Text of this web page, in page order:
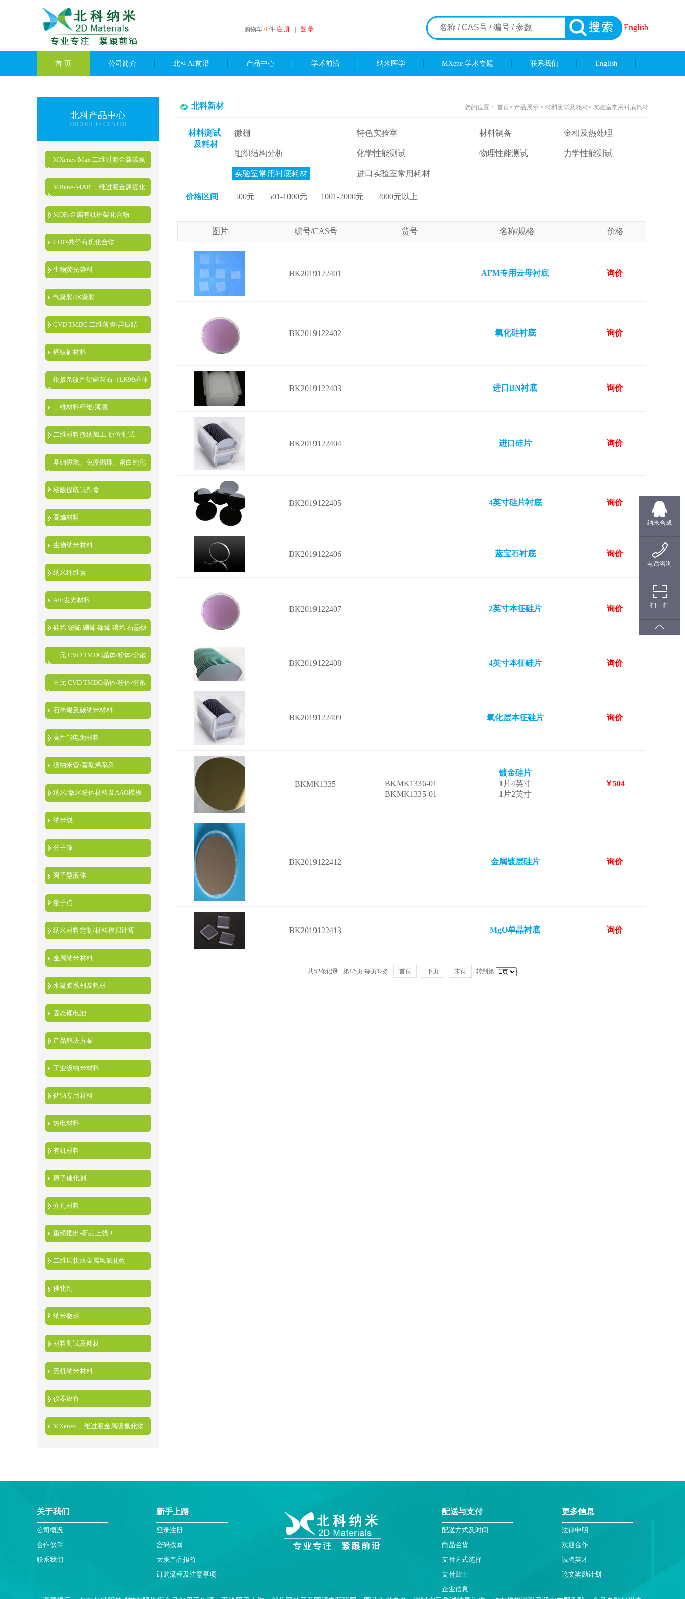
购物车 0 件 注 册 登 录 English
首 页 公司简介 北科AI前沿 产品中心 学术前沿 纳米医学 MXene 学术专题 联系我们 English
北科产品中心
PRODUCTS CENTER
MXenes-Max 二维过渡金属碳氮
化物
MBene-MAB 二维过渡金属硼化
物
MOFs金属有机框架化合物
COFs共价有机化合物
生物荧光染料
气凝胶/水凝胶
CVD TMDC 二维薄膜/异质结
钙钛矿材料
铜掺杂改性铅磷灰石（LK99晶体
粉末）
二维材料纤维/薄膜
二维材料微纳加工-原位测试
基础磁珠、免疫磁珠、蛋白纯化
磁珠、核酸提取磁珠
核酸提取试剂盒
高熵材料
生物纳米材料
纳米纤维素
AIE发光材料
硅烯 铋烯 硼烯 碲烯 磷烯 石墨炔
二元 CVD TMDC晶体/粉体/分散
液
三元 CVD TMDC晶体/粉体/分散
液
石墨烯及碳纳米材料
高性能电池材料
碳纳米管/富勒烯系列
纳米/微米粉体材料及AAO模板
纳米线
分子筛
离子型液体
量子点
纳米材料定制/材料模拟计算
金属纳米材料
水凝胶系列及耗材
固态锂电池
产品解决方案
工业级纳米材料
储钠专用材料
热电材料
有机材料
原子催化剂
介孔材料
重磅推出-新品上线！
二维层状双金属氢氧化物
催化剂
纳米微球
材料测试及耗材
无机纳米材料
仪器设备
MXenes 二维过渡金属碳氮化物
北科新材 您的位置： 首页> 产品展示 > 材料测试及耗材> 实验室常用衬底耗材
材料测试
及耗材
微栅 特色实验室 材料制备 金相及热处理
组织结构分析 化学性能测试 物理性能测试 力学性能测试
实验室常用衬底耗材 进口实验室常用耗材
价格区间 500元 501-1000元 1001-2000元 2000元以上
图片 编号/CAS号 货号 名称/规格 价格
BK2019122401 AFM专用云母衬底 询价
BK2019122402 氧化硅衬底 询价
BK2019122403 进口BN衬底 询价
BK2019122404 进口硅片 询价
BK2019122405 4英寸硅片衬底 询价
BK2019122406 蓝宝石衬底 询价
BK2019122407 2英寸本征硅片 询价
BK2019122408 4英寸本征硅片 询价
BK2019122409 氧化层本征硅片 询价
BKMK1335
镀金硅片
BKMK1336-01
1片4英寸
BKMK1335-01
1片2英寸
￥504
BK2019122412 金属镀层硅片 询价
BK2019122413 MgO单晶衬底 询价
共52条记录 第1/5页 每页12条 首页 下页 末页 转到第
关于我们
公司概况
合作伙伴
联系我们
新手上路
登录注册
密码找回
大宗产品报价
订购流程及注意事项
配送与支付
配送方式及时间
商品验货
支付方式选择
支付贴士
企业信息
更多信息
法律申明
欢迎合作
诚聘英才
论文奖励计划
纳米合成
电话咨询
扫一扫